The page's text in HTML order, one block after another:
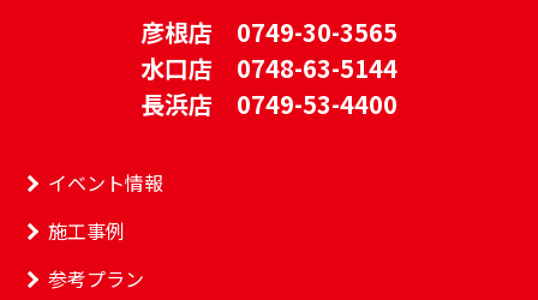
彦根店 0749-30-3565
水口店 0748-63-5144
長浜店 0749-53-4400
イベント情報
施工事例
参考プラン